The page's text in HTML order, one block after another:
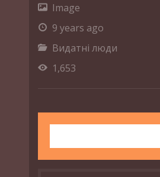
Image
9 years ago
Видатні люди
1,653